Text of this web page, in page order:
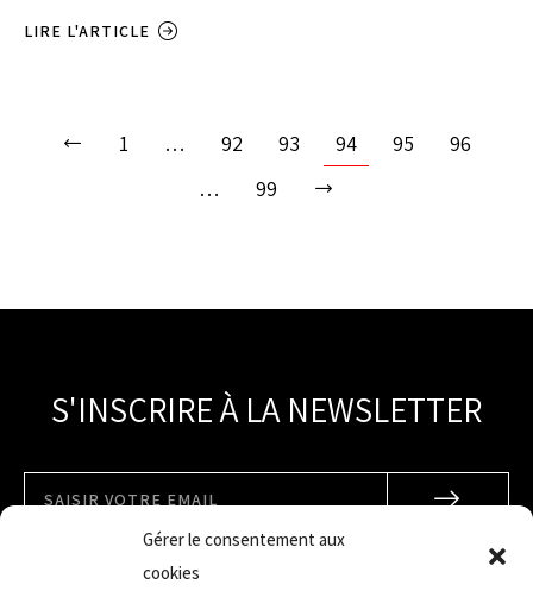
Gérer le consentement aux
cookies
LIRE L'ARTICLE
1 … 92 93 94 95
96
…
99
S'INSCRIRE À LA NEWSLETTER
Toutes les actus du vélo